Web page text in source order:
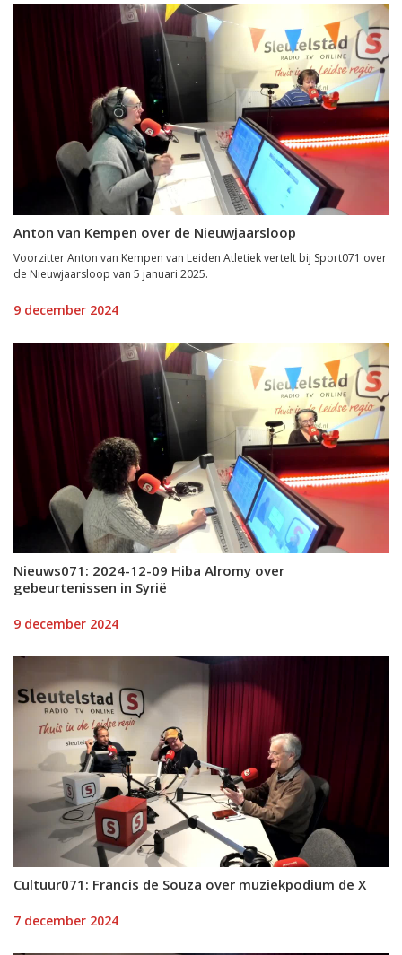
Anton van Kempen over de Nieuwjaarsloop
Voorzitter Anton van Kempen van Leiden Atletiek vertelt bij Sport071 over
de Nieuwjaarsloop van 5 januari 2025.
9 december 2024
Nieuws071: 2024-12-09 Hiba Alromy over
gebeurtenissen in Syrië
9 december 2024
Cultuur071: Francis de Souza over muziekpodium de X
7 december 2024